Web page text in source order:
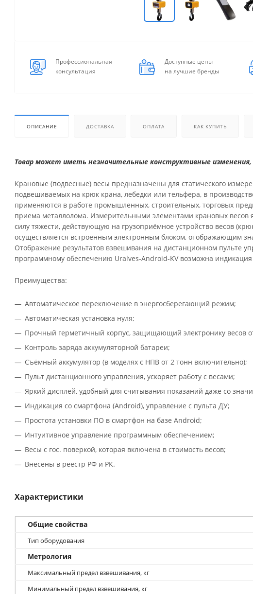
Профессиональная
консультация
Доступные цены
на лучшие бренды
ОПИСАНИЕ ДОСТАВКА ОПЛАТА КАК КУПИТЬ
Товар может иметь незначительные конструктивные
Крановые (подвесные) весы предназначены для статического
подвешиваемых на крюк крана, лебедки или тельфера, в
применяются в работе промышленных, строительных, торговых
приема металлолома. Измерительными элементами крановых весов
силу тяжести, действующую на грузоприёмное устройство весов
осуществляется встроенным электронным блоком, отображающим
Отображение результатов взвешивания на дистанционном пульте
программному обеспечению Uralves-Android-KV возможна
Преимущества:
Автоматическое переключение в энергосберегающий режим;
Автоматическая установка нуля;
Прочный герметичный корпус, защищающий электронику весов
Контроль заряда аккумуляторной батареи;
Съёмный аккумулятор (в моделях с НПВ от 2 тонн включительно);
Пульт дистанционного управления, ускоряет работу с весами;
Яркий дисплей, удобный для считывания показаний даже со
Индикация со смартфона (Android), управление с пульта ДУ;
Простота установки ПО в смартфон на базе Android;
Интуитивное управление программным обеспечением;
Весы с гос. поверкой, которая включена в стоимость весов;
Внесены в реестр РФ и РК.
Характеристики
Общие свойства
Тип оборудования
Метрология
Максимальный предел взвешивания, кг
Минимальный предел взвешивания, кг